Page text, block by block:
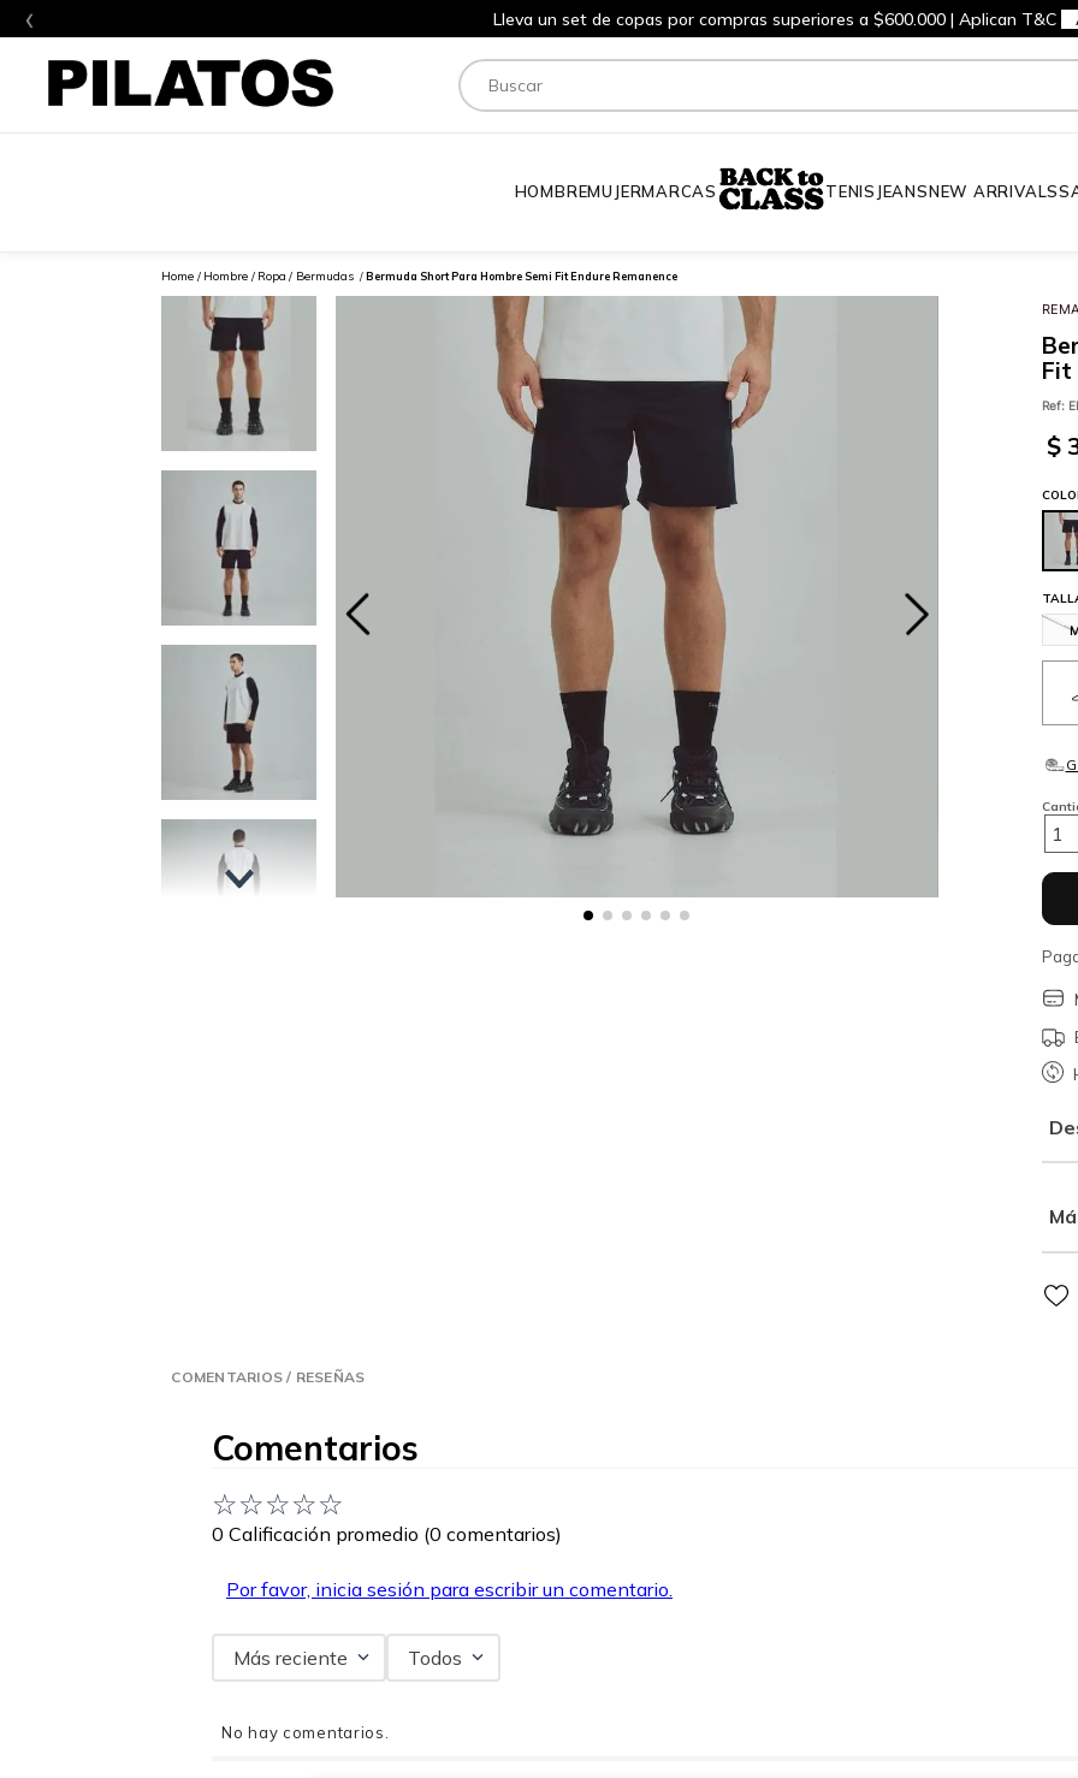
‹ Lleva un set de copas por compras superiores a $600.000 | Aplican T&C
Buscar
HOMBREMUJERMARCAS TENIS JEANSNEW ARRIVALS
Hombre Ropa Bermudas Bermuda Short Para Hombre Semi Fit Endure Remanence
Fit
Ref:
$
1
COMENTARIOS / RESEÑAS
Comentarios
☆☆☆☆☆
0 Calificación promedio (0 comentarios)
Por favor, inicia sesión para escribir un comentario.
Más reciente Todos
No hay comentarios.